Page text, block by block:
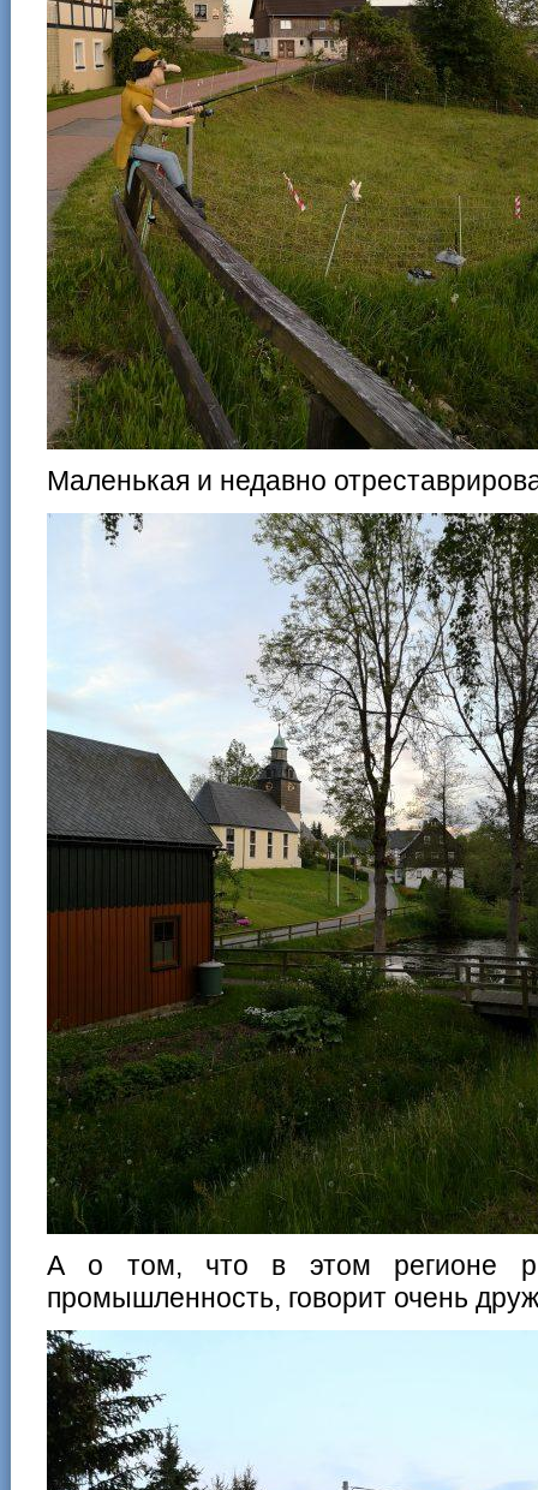
Маленькая и недавно
А о том, что в этом регионе
промышленность, говорит очень